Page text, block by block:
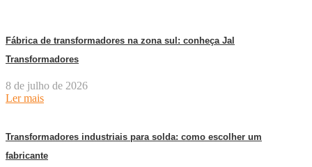
Fábrica de transformadores na zona sul: conheça Jal
Transformadores
8 de julho de 2026
Ler mais
Transformadores industriais para solda: como escolher um
fabricante